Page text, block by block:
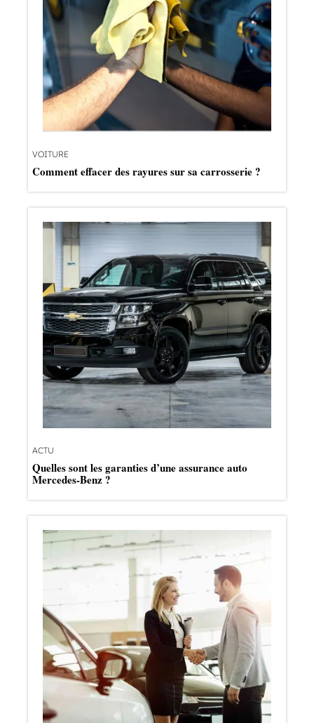
VOITURE
Comment effacer des rayures sur sa carrosserie ?
ACTU
Quelles sont les garanties d’une assurance auto
Mercedes-Benz ?